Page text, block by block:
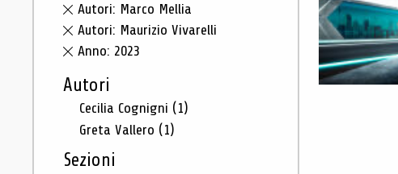
Autori: Marco Mellia
Autori: Maurizio Vivarelli
Anno: 2023
Autori
Cecilia Cognigni (1)
Greta Vallero (1)
Sezioni